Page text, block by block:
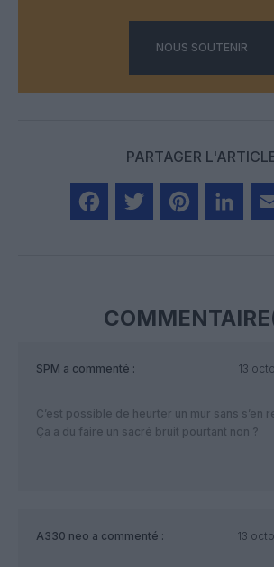
NOUS SOUTENIR
PARTAGER
SPM a commenté :
13
C’est possible de heurter un mur sans s’en
Ça a du faire un sacré bruit pourtant non ?
A330 neo a commenté :
13